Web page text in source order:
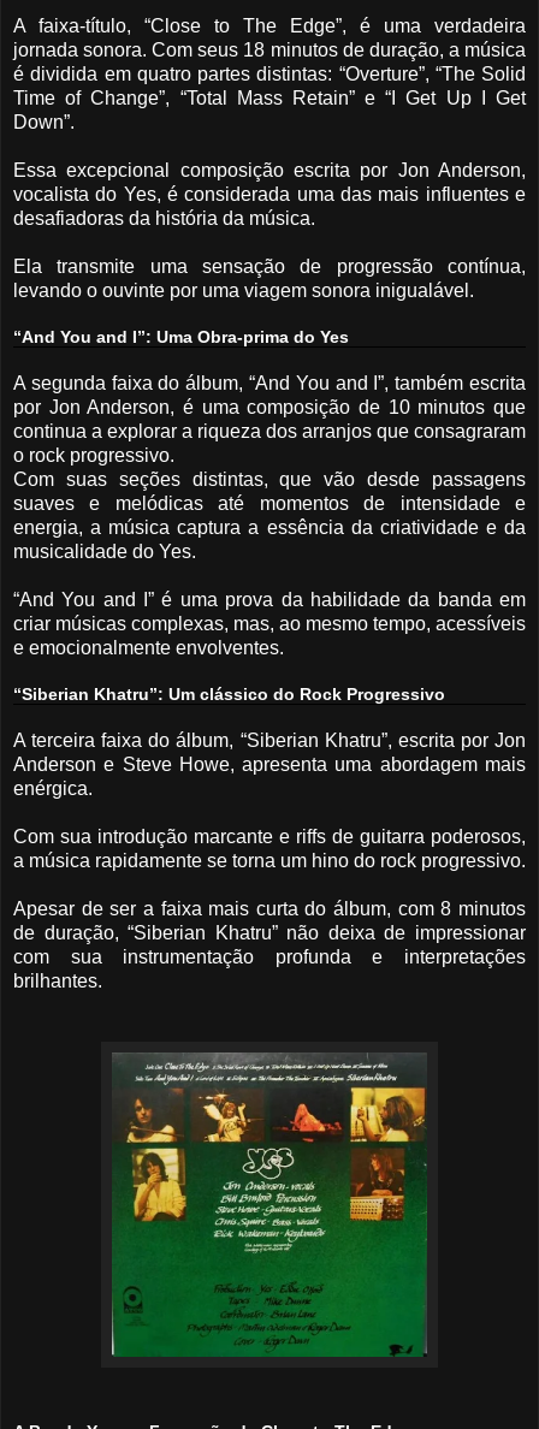
A faixa-título, “Close to The Edge”, é uma verdadeira
jornada sonora. Com seus 18 minutos de duração, a música
é dividida em quatro partes distintas: “Overture”, “The Solid
Time of Change”, “Total Mass Retain” e “I Get Up I Get
Down”.
Essa excepcional composição escrita por Jon Anderson,
vocalista do Yes, é considerada uma das mais influentes e
desafiadoras da história da música.
Ela transmite uma sensação de progressão contínua,
levando o ouvinte por uma viagem sonora inigualável.
“And You and I”: Uma Obra-prima do Yes
A segunda faixa do álbum, “And You and I”, também escrita
por Jon Anderson, é uma composição de 10 minutos que
continua a explorar a riqueza dos arranjos que consagraram
o rock progressivo.
Com suas seções distintas, que vão desde passagens
suaves e melódicas até momentos de intensidade e
energia, a música captura a essência da criatividade e da
musicalidade do Yes.
“And You and I” é uma prova da habilidade da banda em
criar músicas complexas, mas, ao mesmo tempo, acessíveis
e emocionalmente envolventes.
“Siberian Khatru”: Um clássico do Rock Progressivo
A terceira faixa do álbum, “Siberian Khatru”, escrita por Jon
Anderson e Steve Howe, apresenta uma abordagem mais
enérgica.
Com sua introdução marcante e riffs de guitarra poderosos,
a música rapidamente se torna um hino do rock progressivo.
Apesar de ser a faixa mais curta do álbum, com 8 minutos
de duração, “Siberian Khatru” não deixa de impressionar
com sua instrumentação profunda e interpretações
brilhantes.